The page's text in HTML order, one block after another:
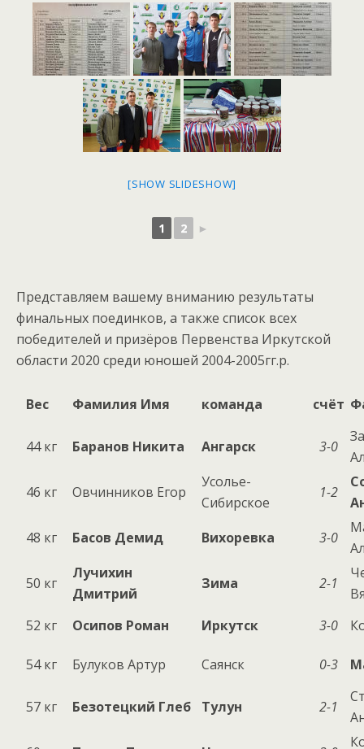
[SHOW SLIDESHOW]
1 2 ►
Представляем вашему вниманию результаты
финальных поединков, а также список всех
победителей и призёров Первенства Иркутской
области 2020 среди юношей 2004-2005гг.р.
Вес Фамилия Имя команда счёт
44 кг Баранов Никита Ангарск 3-0
46 кг
Овчинников Егор
Усолье-
Сибирское
1-2
48 кг
Басов Демид Вихоревка 3-0
50 кг
Лучихин
Дмитрий
Зима 2-1
52 кг
Осипов Роман Иркутск 3-0
54 кг Булуков Артур Саянск 0-3
57 кг Безотецкий Глеб Тулун 2-1